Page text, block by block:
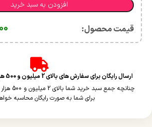
افزودن به سبد خرید
قیمت محصول:​
ارسال رایگان برای سفارش های بالای 2 میلیون و 500 هزار تومان(غیر حجمی)
چنانچه
برای شما به صورت رایگان محاسبه